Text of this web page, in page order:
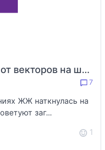
А вы грузите растры от векторов на шаттер?
7
ЖЖ наткнулась на
заг...
1